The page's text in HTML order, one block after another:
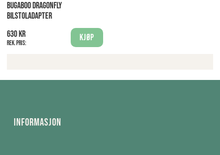
BUGABOO DRAGONFLY
BILSTOLADAPTER
630 kr
Rek. pris:
Kjøp
Informasjon